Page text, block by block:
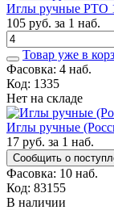
Иглы ручные РТО
105 руб. за 1 наб.
Товар уже в
Фасовка: 4 наб.
Код: 1335
Нет на складе
Иглы ручные
17 руб. за 1 наб.
Сообщить о
Фасовка: 10 наб.
Код: 83155
В наличии